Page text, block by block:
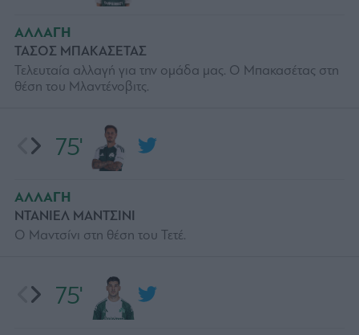
75'
75'
ΑΛΛΑΓΗ
ΝΤΑΝΙΕΛ ΜΑΝΤΣΙΝΙ
Ο Μαντσίνι στη θέση του Τετέ.
ΑΛΛΑΓΗ
ΤΑΣΟΣ ΜΠΑΚΑΣΕΤΑΣ
Τελευταία αλλαγή για την ομάδα μας. Ο Μπακασέτας στη
θέση του Μλαντένοβιτς.